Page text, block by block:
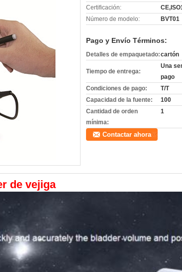
Certificación:
Número de modelo:
BVT01
Pago y Envío Términos:
Detalles de empaquetado:cartón
Tiempo de entrega:
Una
pago
Condiciones de pago:
T/T
Capacidad de la fuente:
100
Cantidad de orden
mínima:
1
Contactar ahora
de vejiga